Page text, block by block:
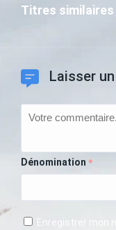
Titres similaires
Laisser
Dénomination *
Enregistrer mon